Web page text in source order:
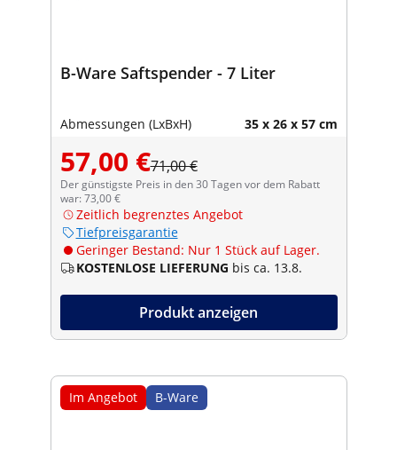
B-Ware Saftspender - 7 Liter
Abmessungen (LxBxH) 35 x 26 x 57 cm
57,00 €71,00 €
Der günstigste Preis in den 30 Tagen vor dem Rabatt
war: 73,00 €
Zeitlich begrenztes Angebot
Tiefpreisgarantie
Geringer Bestand: Nur 1 Stück auf Lager.
KOSTENLOSE LIEFERUNG bis ca. 13.8.
Produkt anzeigen
Im Angebot B-Ware